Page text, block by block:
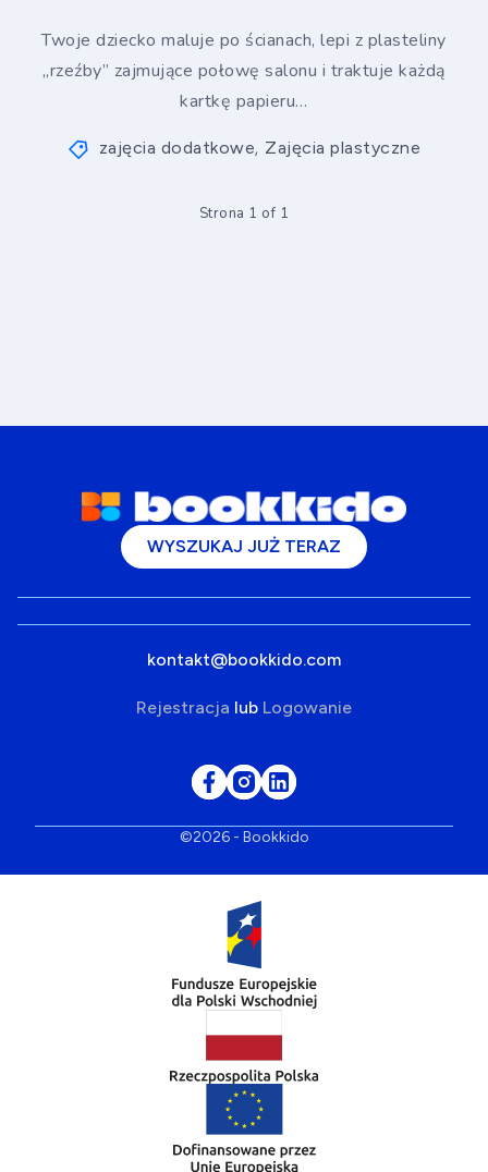
Twoje dziecko maluje po ścianach, lepi z plasteliny
„rzeźby” zajmujące połowę salonu i traktuje każdą
kartkę papieru…
zajęcia dodatkowe, Zajęcia plastyczne
Strona 1 of 1
WYSZUKAJ JUŻ TERAZ
kontakt@bookkido.com
Rejestracja lub Logowanie
©2026 - Bookkido